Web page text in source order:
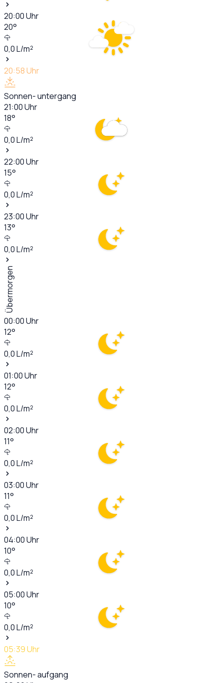
20:00Uhr
20°
0,0L/m²
20:58Uhr
Sonnen- untergang
21:00Uhr
18°
0,0L/m²
22:00Uhr
15°
0,0L/m²
23:00Uhr
13°
0,0L/m²
Übermorgen
00:00Uhr
12°
0,0L/m²
01:00Uhr
12°
0,0L/m²
02:00Uhr
11°
0,0L/m²
03:00Uhr
11°
0,0L/m²
04:00Uhr
10°
0,0L/m²
05:00Uhr
10°
0,0L/m²
05:39Uhr
Sonnen- aufgang